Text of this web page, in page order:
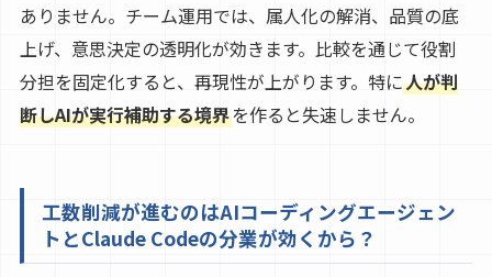
ありません。チーム運用では、属人化の解消、品質の底
上げ、意思決定の透明化が効きます。比較を通じて役割
分担を固定化すると、再現性が上がります。特に人が判
断しAIが実行補助する境界を作ると失速しません。
工数削減が進むのはAIコーディングエージェン
トとClaude Codeの分業が効くから？